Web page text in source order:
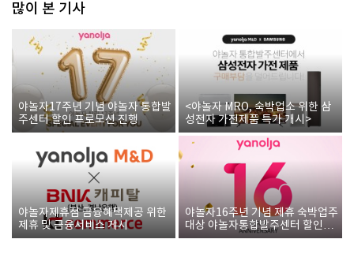
많이 본 기사
야놀자17주년 기념 야놀자 통합발
주센터 할인 프로모션 진행
<야놀자 MRO, 숙박업소 위한 삼
성전자 가전제품 특가 개시>
야놀자제휴점 금융혜택제공 위한
제휴 및 금융서비스 게시
야놀자16주년 기념 제휴 숙박업주
대상 야놀자통합발주센터 할인쿠
폰 증정